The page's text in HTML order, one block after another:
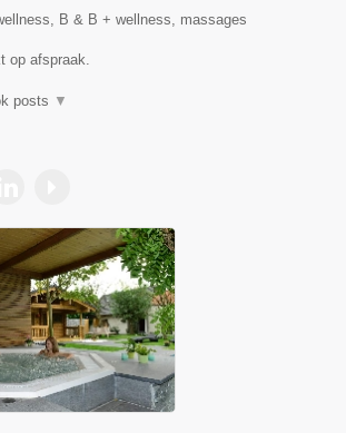
B & B + wellness, massages
op afspraak.
posts ▼